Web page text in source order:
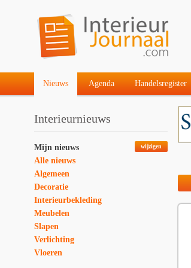
Nieuws Agenda Handelsregister
Interieurnieuws
wijzigen
Mijn nieuws
Alle nieuws
Algemeen
Decoratie
Interieurbekleding
Meubelen
Slapen
Verlichting
Vloeren